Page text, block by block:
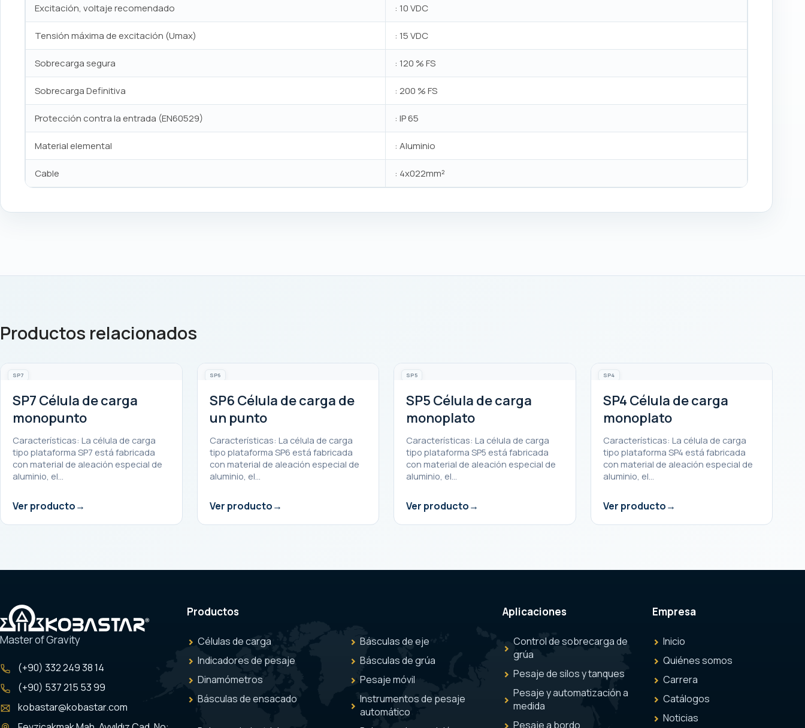
Excitación, voltaje recomendado : 10 VDC
Tensión máxima de excitación (Umax) : 15 VDC
Sobrecarga segura : 120 % FS
Sobrecarga Definitiva : 200 % FS
Protección contra la entrada (EN60529) : IP 65
Material elemental : Aluminio
Cable : 4x022mm²
Productos relacionados
SP7
SP7 Célula de carga
monopunto
Características: La célula de carga
tipo plataforma SP7 está fabricada
con material de aleación especial de
aluminio, el…
Ver producto
SP6
SP6 Célula de carga de
un punto
Características: La célula de carga
tipo plataforma SP6 está fabricada
con material de aleación especial de
aluminio, el…
Ver producto
SP5
SP5 Célula de carga
monoplato
Características: La célula de carga
tipo plataforma SP5 está fabricada
con material de aleación especial de
aluminio, el…
Ver producto
SP4
SP4 Célula de carga
monoplato
Características: La célula de carga
tipo plataforma SP4 está fabricada
con material de aleación especial de
aluminio, el…
Ver producto
Master of Gravity
(+90) 332 249 38 14
(+90) 537 215 53 99
kobastar@kobastar.com
Productos
Células de carga
Indicadores de pesaje
Dinamómetros
Básculas de ensacado
Básculas de eje
Básculas de grúa
Pesaje móvil
Instrumentos de pesaje
automático
Aplicaciones
Control de sobrecarga de
grúa
Pesaje de silos y tanques
Pesaje y automatización a
medida
Pesaje a bordo
Empresa
Inicio
Quiénes somos
Carrera
Catálogos
Noticias